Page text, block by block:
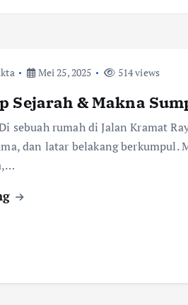
Mei 25, 2025 514 views
Sejarah & Makna
sebuah rumah di Jalan Kramat
dan latar belakang berkumpul.